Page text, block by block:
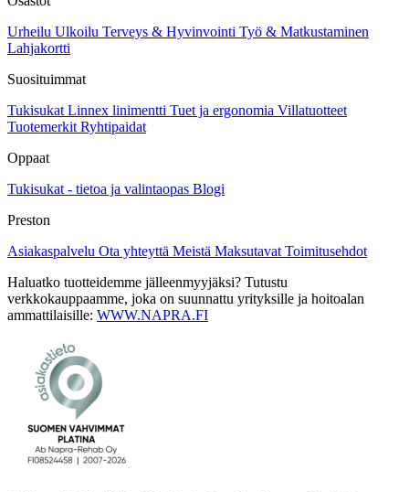
sivulla.
Urheilu Ulkoilu Terveys & Hyvinvointi Työ & Matkustaminen
Lahjakortti
Suosituimmat
Tukisukat Linnex linimentti Tuet ja ergonomia Villatuotteet
Tuotemerkit Ryhtipaidat
Oppaat
Tukisukat - tietoa ja valintaopas Blogi
Preston
Asiakaspalvelu Ota yhteyttä Meistä Maksutavat Toimitusehdot
Haluatko tuotteidemme jälleenmyyjäksi? Tutustu
verkkokauppaamme, joka on suunnattu yrityksille ja hoitoalan
ammattilaisille: WWW.NAPRA.FI